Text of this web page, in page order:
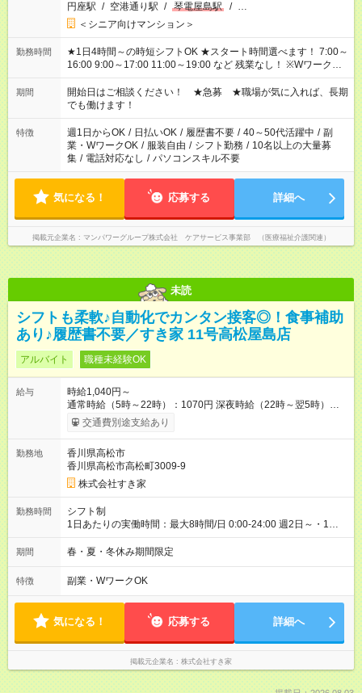
円座駅 / 空港通り駅 / 琴電屋島駅 / …
＜シニア向けマンション＞
勤務時間
★1日4時間～の時短シフトOK ★スタート時間選べます！ 7:00～
16:00 9:00～17:00 11:00～19:00 など 残業なし！ ※Wワークの
場合、他のお仕事と合わせ週40時間超の就業はご案内できませ
ん ※法令に基づき、週20時間以上勤務は社会保険への加入対象
となります ※労働者派遣法（日雇い派遣の原則禁止）により、
短時間・短期間の就業はご案内が難しい場合があります
期間
開始日はご相談ください！ ★急募 ★職場が気に入れば、長期
でも働けます！
特徴 週1日からOK / 日払いOK / 履歴書不要 / 40～50代活躍中 / 副
業・WワークOK / 服装自由 / シフト勤務 / 10名以上の大量募
集 / 電話対応なし / パソコンスキル不要
気になる！ 応募する 詳細へ
掲載元企業名 マンパワーグループ株式会社 ケアサービス事業部 （医療福祉介護関連）
未読
シフトも柔軟♪自動化でカンタン接客◎！食事補助
あり♪履歴書不要／すき家 11号高松屋島店
アルバイト 職種未経験OK
給与
時給1,040円～
通常時給（5時～22時）：1070円 深夜時給（22時～翌5時）：
1338円 高校生時給：1040円 【特別手当】早朝手当（5：00-9：
00）時給+150円 【試用期間】試用期間あり 試用期間の長さ：1
30日（※条件変更なし）ですが、切り上げで一ヶ月とさせてい
ただきます。 研修制度あり：15時間(研修中も同時給）
交通費別途支給あり
勤務地
香川県高松市
香川県高松市高松町3009-9
株式会社すき家
勤務時間
シフト制
1日あたりの実働時間：最大8時間/日 0:00-24:00 週2日～・1日
2h～OK ＜シフト例＞ 〇朝帯 5:00-9:00 〇昼帯 9:00-14:00 〇午
後帯 14:00-18:00 〇夜帯 18:00-22:00 〇深夜帯 22:00-翌5:00 基
ます♪
期間 春・夏・冬休み期間限定
特徴 副業・WワークOK
気になる！ 応募する 詳細へ
掲載元企業名 株式会社すき家